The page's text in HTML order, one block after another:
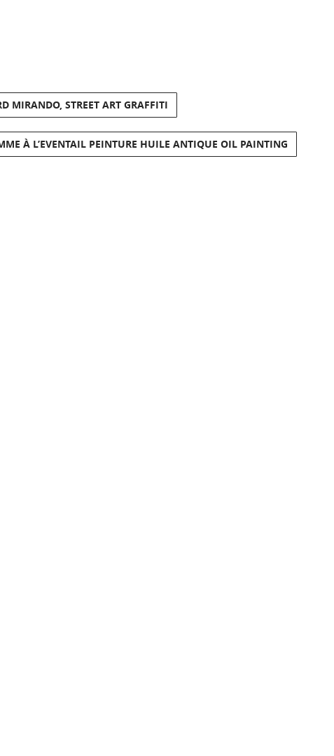
MIRANDO, STREET ART GRAFFITI
À L’EVENTAIL PEINTURE HUILE ANTIQUE OIL PAINTING